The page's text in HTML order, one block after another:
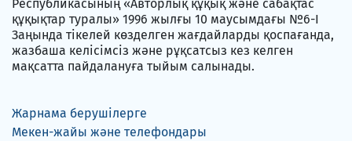
Республикасының «Авторлық құқық және сабақтас
құқықтар туралы» 1996 жылғы 10 маусымдағы №6-I
Заңында тікелей көзделген жағдайларды қоспағанда,
жазбаша келісімсіз және рұқсатсыз кез келген
мақсатта пайдалануға тыйым салынады.
Жарнама берушілерге
Мекен-жайы және телефондары